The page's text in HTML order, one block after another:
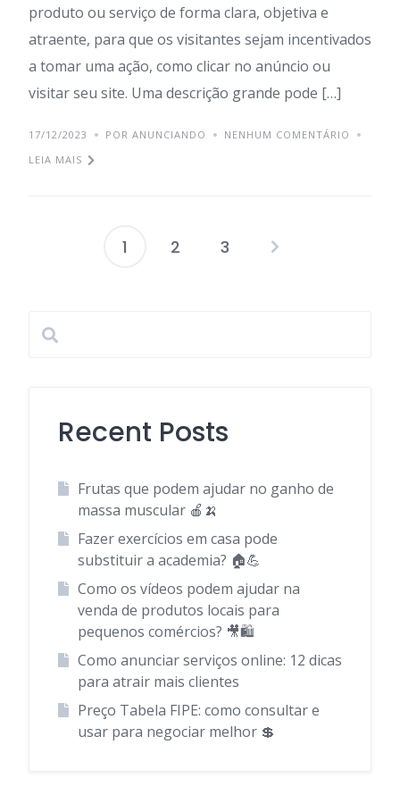
produto ou serviço de forma clara, objetiva e
atraente, para que os visitantes sejam incentivados
a tomar uma ação, como clicar no anúncio ou
visitar seu site. Uma descrição grande pode […]
17/12/2023 POR ANUNCIANDO
NENHUM COMENTÁRIO
LEIA MAIS
1 2 3
Recent Posts
Frutas que podem ajudar no ganho de
massa muscular 🍎🍌
Fazer exercícios em casa pode
substituir a academia? 🏠💪
Como os vídeos podem ajudar na
venda de produtos locais para
pequenos comércios? 🎥🛍️
Como anunciar serviços online: 12 dicas
para atrair mais clientes
Preço Tabela FIPE: como consultar e
usar para negociar melhor 💲